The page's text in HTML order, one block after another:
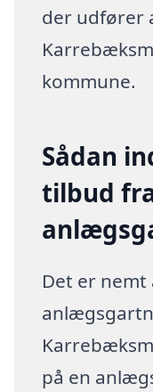
der udfører
kommune.
Sådan
tilbud
Det er
på en